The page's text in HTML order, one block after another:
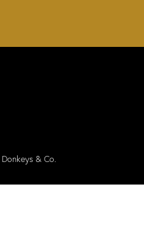
Donkeys & Co.